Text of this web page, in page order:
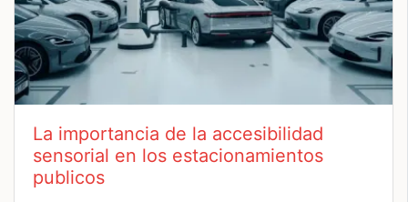
La importancia de la accesibilidad
sensorial en los estacionamientos
publicos